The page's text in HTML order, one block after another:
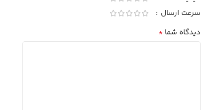
سرعت ارسال
دیدگاه شما *